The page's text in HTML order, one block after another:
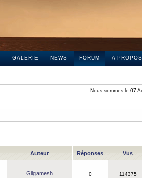
GALERIE NEWS FORUM A PROPOS
Nous sommes le 07
Auteur Réponses Vus
Gilgamesh 0 114375